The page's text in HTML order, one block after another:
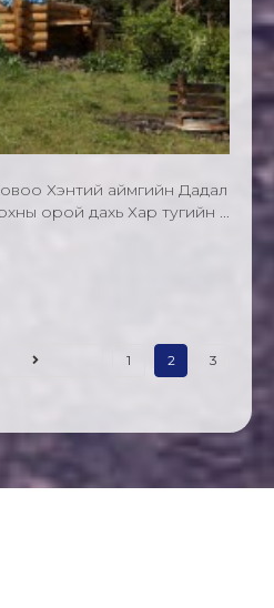
Хэнтий аймгийн Дадал
орой дахь Хар тугийн ...
1 2 3